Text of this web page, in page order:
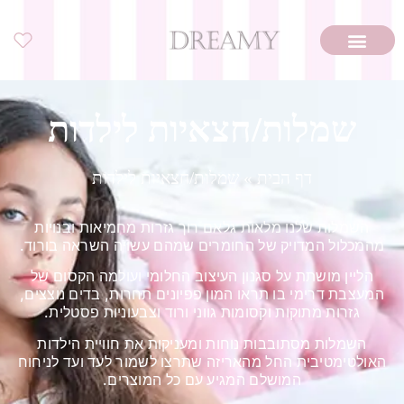
שמלות/חצאיות לילדות
שמלות/חצאיות לילדות
השמלות שלנו מלאות גלאם רוך גזרות מחמיאות ובנויות
מהמכלול המדויק של החומרים שמהם עשויה השראה בורוד.
הליין מושתת על סגנון העיצוב החלומי ועולמה הקסום של
המעצבת דרימי בו תראו המון פפיונים תחרות, בדים נוצצים,
גזרות מתוקות וקסומות גווני ורוד וצבעוניות פסטלית.
השמלות מסתובבות נוחות ומעניקות את חוויית הילדות
האולטימטיבית החל מהאריזה שתרצו לשמור לעד ועד לניחוח
המושלם המגיע עם כל המוצרים.